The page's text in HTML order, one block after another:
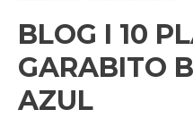
BLOG I 10
GARABITO
AZUL